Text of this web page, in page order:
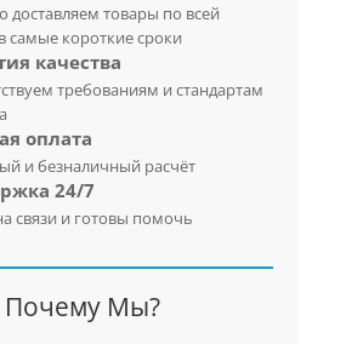
доставляем товары по всей
самые короткие сроки
качества
требованиям и стандартам
оплата
и безналичный расчёт
24/7
связи и готовы помочь
Почему Мы?